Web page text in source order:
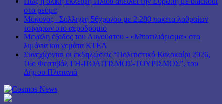
στο ρεύμα
Μύκονος - Σύλληψη 56χρονου με 2.280 πακέτα λαθραίων
τσιγάρων στο αεροδρόμιο
Μεγάλη έξοδος του Αυγούστου - «Μποτιλιάρισμα» στα
λιμάνια και γεμάτα ΚΤΕΛ
Συνεχίζονται οι εκδηλώσεις “Πολιτιστικό Καλοκαίρι 2026,
16ο Φεστιβάλ ΓΗ-ΠΟΛΙΤΙΣΜΟΣ-ΤΟΥΡΙΣΜΟΣ”, του
Δήμου Πλατανιά